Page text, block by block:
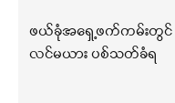
ဖယ်ခုံအရှေ့ဖက်ကမ်းတွ
လင်မယား ပစ်သတ်ခံရ